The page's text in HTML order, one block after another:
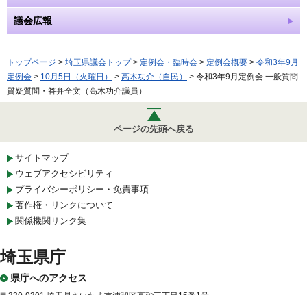
議会広報
トップページ > 埼玉県議会トップ> 定例会・臨時会 > 定例会概要 > 令和3年9月
定例会 > 10月5日（火曜日） > 高木功介（自民）
> 令和3年9月定例会 一般質問
質疑質問・答弁全文（高木功介議員）
ページの先頭へ戻る
サイトマップ
ウェブアクセシビリティ
プライバシーポリシー・免責事項
著作権・リンクについて
関係機関リンク集
埼玉県庁
県庁へのアクセス